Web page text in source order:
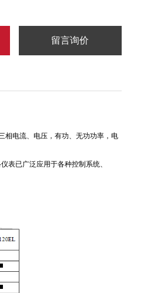
留言询价
相电流、电压，有功、无功功率，电
表已广泛应用于各种控制系统、